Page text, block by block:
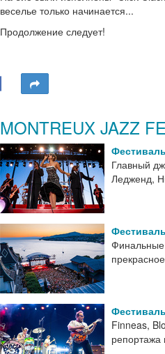
веселье только начинается...
Продолжение следует!
MONTREUX JAZZ
Фестиваль
Главный
Ледженд,
Фестиваль
Фестиваль
Finneas,
репортажа